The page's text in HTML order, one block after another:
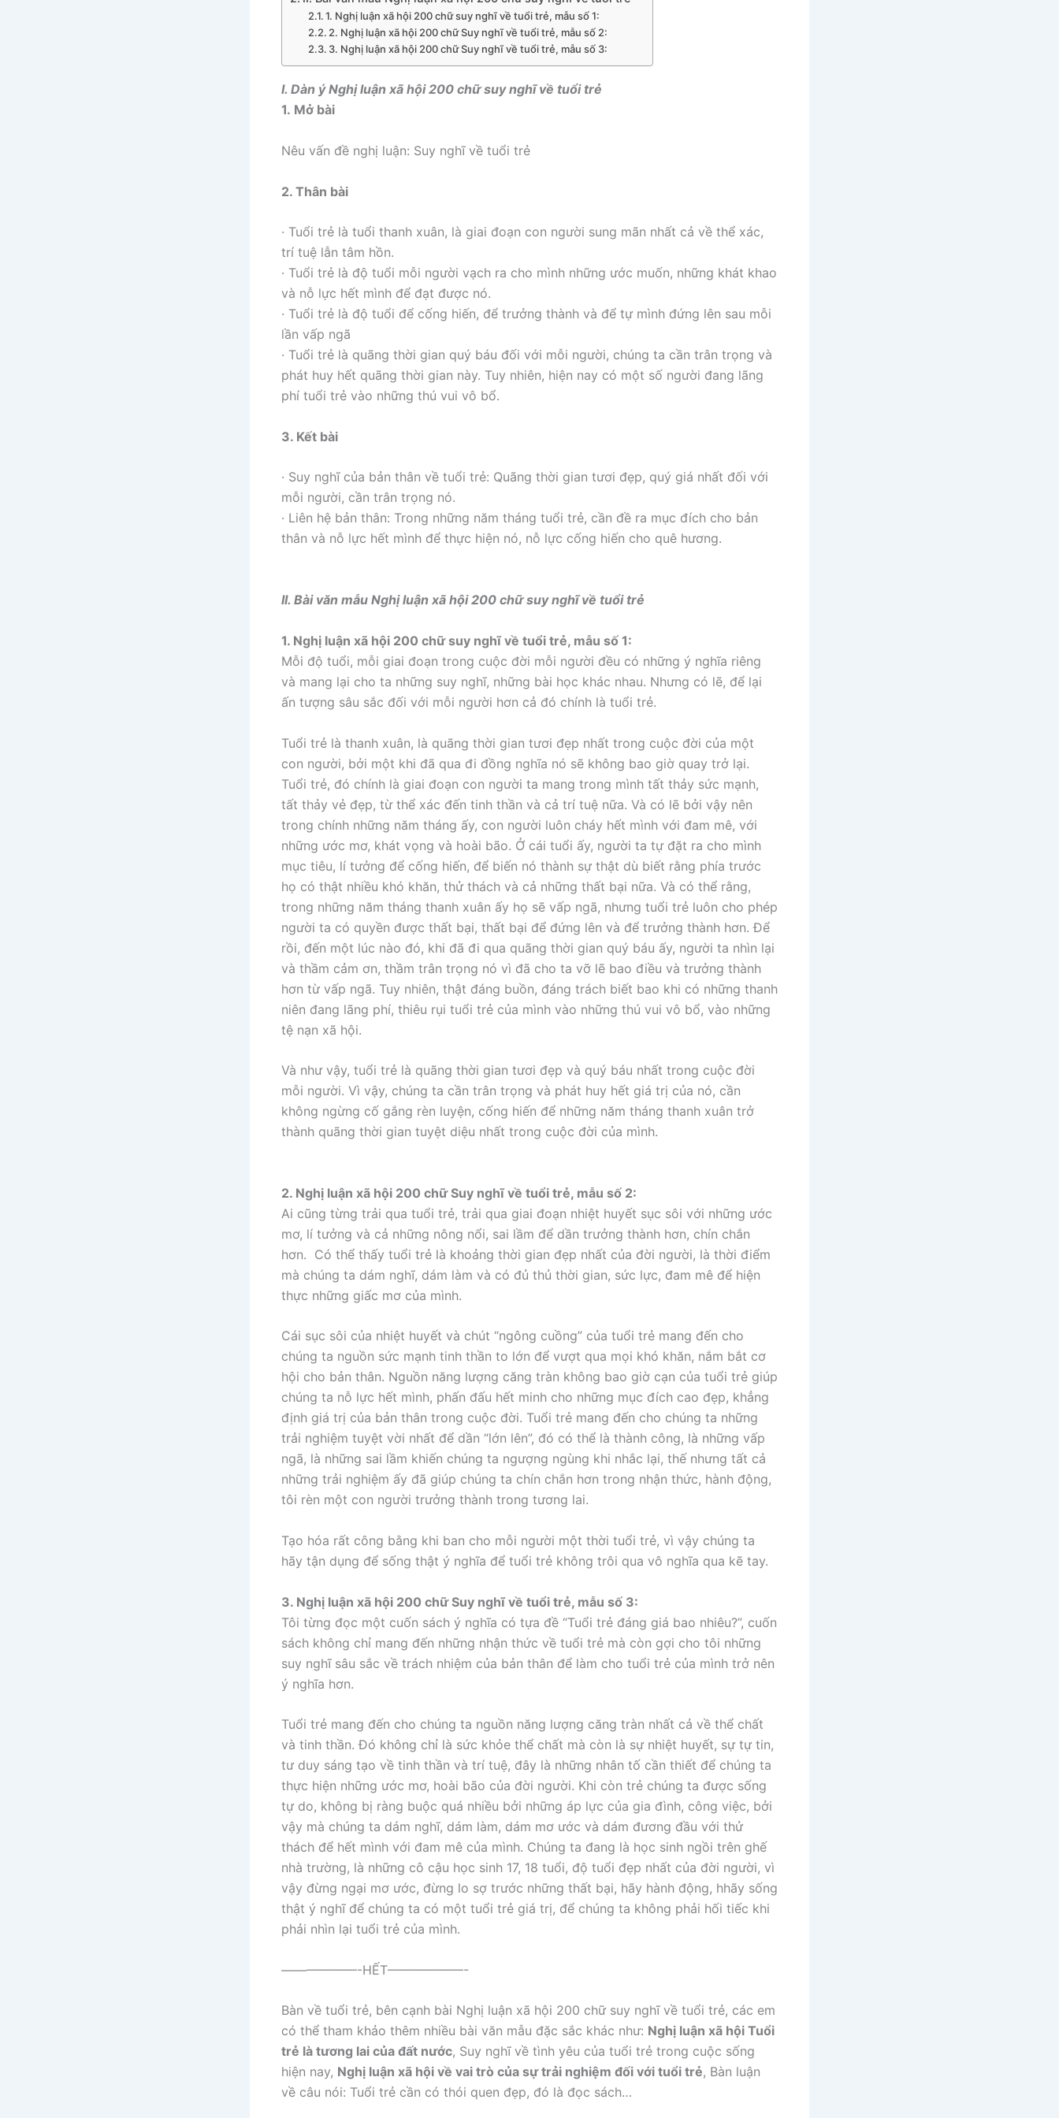
1. Nghị luận xã hội 200 chữ suy nghĩ về tuổi trẻ, mẫu số 1:
2. Nghị luận xã hội 200 chữ Suy nghĩ về tuổi trẻ, mẫu số 2:
3. Nghị luận xã hội 200 chữ Suy nghĩ về tuổi trẻ, mẫu số 3:
I. Dàn ý Nghị luận xã hội 200 chữ suy nghĩ về tuổi trẻ
1. Mở bài
Nêu vấn đề nghị luận: Suy nghĩ về tuổi trẻ
2. Thân bài
· Tuổi trẻ là tuổi thanh xuân, là giai đoạn con người sung mãn nhất cả về thể xác,
trí tuệ lẫn tâm hồn.
· Tuổi trẻ là độ tuổi mỗi người vạch ra cho mình những ước muốn, những khát khao
và nỗ lực hết mình để đạt được nó.
· Tuổi trẻ là độ tuổi để cống hiến, để trưởng thành và để tự mình đứng lên sau mỗi
lần vấp ngã
· Tuổi trẻ là quãng thời gian quý báu đối với mỗi người, chúng ta cần trân trọng và
phát huy hết quãng thời gian này. Tuy nhiên, hiện nay có một số người đang lãng
phí tuổi trẻ vào những thú vui vô bổ.
3. Kết bài
· Suy nghĩ của bản thân về tuổi trẻ: Quãng thời gian tươi đẹp, quý giá nhất đối với
mỗi người, cần trân trọng nó.
· Liên hệ bản thân: Trong những năm tháng tuổi trẻ, cần đề ra mục đích cho bản
thân và nỗ lực hết mình để thực hiện nó, nỗ lực cống hiến cho quê hương.
II. Bài văn mẫu Nghị luận xã hội 200 chữ suy nghĩ về tuổi trẻ
1. Nghị luận xã hội 200 chữ suy nghĩ về tuổi trẻ, mẫu số 1:
Mỗi độ tuổi, mỗi giai đoạn trong cuộc đời mỗi người đều có những ý nghĩa riêng
và mang lại cho ta những suy nghĩ, những bài học khác nhau. Nhưng có lẽ, để lại
ấn tượng sâu sắc đối với mỗi người hơn cả đó chính là tuổi trẻ.
Tuổi trẻ là thanh xuân, là quãng thời gian tươi đẹp nhất trong cuộc đời của một
con người, bởi một khi đã qua đi đồng nghĩa nó sẽ không bao giờ quay trở lại.
Tuổi trẻ, đó chính là giai đoạn con người ta mang trong mình tất thảy sức mạnh,
tất thảy vẻ đẹp, từ thể xác đến tinh thần và cả trí tuệ nữa. Và có lẽ bởi vậy nên
trong chính những năm tháng ấy, con người luôn cháy hết mình với đam mê, với
những ước mơ, khát vọng và hoài bão. Ở cái tuổi ấy, người ta tự đặt ra cho mình
mục tiêu, lí tưởng để cống hiến, để biến nó thành sự thật dù biết rằng phía trước
họ có thật nhiều khó khăn, thử thách và cả những thất bại nữa. Và có thể rằng,
trong những năm tháng thanh xuân ấy họ sẽ vấp ngã, nhưng tuổi trẻ luôn cho phép
người ta có quyền được thất bại, thất bại để đứng lên và để trưởng thành hơn. Để
rồi, đến một lúc nào đó, khi đã đi qua quãng thời gian quý báu ấy, người ta nhìn lại
và thầm cảm ơn, thầm trân trọng nó vì đã cho ta vỡ lẽ bao điều và trưởng thành
hơn từ vấp ngã. Tuy nhiên, thật đáng buồn, đáng trách biết bao khi có những thanh
niên đang lãng phí, thiêu rụi tuổi trẻ của mình vào những thú vui vô bổ, vào những
tệ nạn xã hội.
Và như vậy, tuổi trẻ là quãng thời gian tươi đẹp và quý báu nhất trong cuộc đời
mỗi người. Vì vậy, chúng ta cần trân trọng và phát huy hết giá trị của nó, cần
không ngừng cố gắng rèn luyện, cống hiến để những năm tháng thanh xuân trở
thành quãng thời gian tuyệt diệu nhất trong cuộc đời của mình.
2. Nghị luận xã hội 200 chữ Suy nghĩ về tuổi trẻ, mẫu số 2:
Ai cũng từng trải qua tuổi trẻ, trải qua giai đoạn nhiệt huyết sục sôi với những ước
mơ, lí tưởng và cả những nông nổi, sai lầm để dần trưởng thành hơn, chín chắn
hơn. Có thể thấy tuổi trẻ là khoảng thời gian đẹp nhất của đời người, là thời điểm
mà chúng ta dám nghĩ, dám làm và có đủ thủ thời gian, sức lực, đam mê để hiện
thực những giấc mơ của mình.
Cái sục sôi của nhiệt huyết và chút “ngông cuồng” của tuổi trẻ mang đến cho
chúng ta nguồn sức mạnh tinh thần to lớn để vượt qua mọi khó khăn, nắm bắt cơ
hội cho bản thân. Nguồn năng lượng căng tràn không bao giờ cạn của tuổi trẻ giúp
chúng ta nỗ lực hết mình, phấn đấu hết minh cho những mục đích cao đẹp, khẳng
định giá trị của bản thân trong cuộc đời. Tuổi trẻ mang đến cho chúng ta những
trải nghiệm tuyệt vời nhất để dần “lớn lên”, đó có thể là thành công, là những vấp
ngã, là những sai lầm khiến chúng ta ngượng ngùng khi nhắc lại, thế nhưng tất cả
những trải nghiệm ấy đã giúp chúng ta chín chắn hơn trong nhận thức, hành động,
tôi rèn một con người trưởng thành trong tương lai.
Tạo hóa rất công bằng khi ban cho mỗi người một thời tuổi trẻ, vì vậy chúng ta
hãy tận dụng để sống thật ý nghĩa để tuổi trẻ không trôi qua vô nghĩa qua kẽ tay.
3. Nghị luận xã hội 200 chữ Suy nghĩ về tuổi trẻ, mẫu số 3:
Tôi từng đọc một cuốn sách ý nghĩa có tựa đề “Tuổi trẻ đáng giá bao nhiêu?”, cuốn
sách không chỉ mang đến những nhận thức về tuổi trẻ mà còn gợi cho tôi những
suy nghĩ sâu sắc về trách nhiệm của bản thân để làm cho tuổi trẻ của mình trở nên
ý nghĩa hơn.
Tuổi trẻ mang đến cho chúng ta nguồn năng lượng căng tràn nhất cả về thể chất
và tinh thần. Đó không chỉ là sức khỏe thể chất mà còn là sự nhiệt huyết, sự tự tin,
tư duy sáng tạo về tinh thần và trí tuệ, đây là những nhân tố cần thiết để chúng ta
thực hiện những ước mơ, hoài bão của đời người. Khi còn trẻ chúng ta được sống
tự do, không bị ràng buộc quá nhiều bởi những áp lực của gia đình, công việc, bởi
vậy mà chúng ta dám nghĩ, dám làm, dám mơ ước và dám đương đầu với thử
thách để hết mình với đam mê của mình. Chúng ta đang là học sinh ngồi trên ghế
nhà trường, là những cô cậu học sinh 17, 18 tuổi, độ tuổi đẹp nhất của đời người, vì
vậy đừng ngại mơ ước, đừng lo sợ trước những thất bại, hãy hành động, hhãy sống
thật ý nghĩ để chúng ta có một tuổi trẻ giá trị, để chúng ta không phải hối tiếc khi
phải nhìn lại tuổi trẻ của mình.
——————-HẾT——————-
Bàn về tuổi trẻ, bên cạnh bài Nghị luận xã hội 200 chữ suy nghĩ về tuổi trẻ, các em
có thể tham khảo thêm nhiều bài văn mẫu đặc sắc khác như: Nghị luận xã hội Tuổi
trẻ là tương lai của đất nước, Suy nghĩ về tình yêu của tuổi trẻ trong cuộc sống
hiện nay, Nghị luận xã hội về vai trò của sự trải nghiệm đối với tuổi trẻ, Bàn luận
về câu nói: Tuổi trẻ cần có thói quen đẹp, đó là đọc sách…